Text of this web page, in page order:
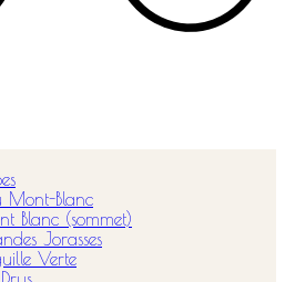
Mont-Blanc
Blanc (sommet)
Jorasses
Verte